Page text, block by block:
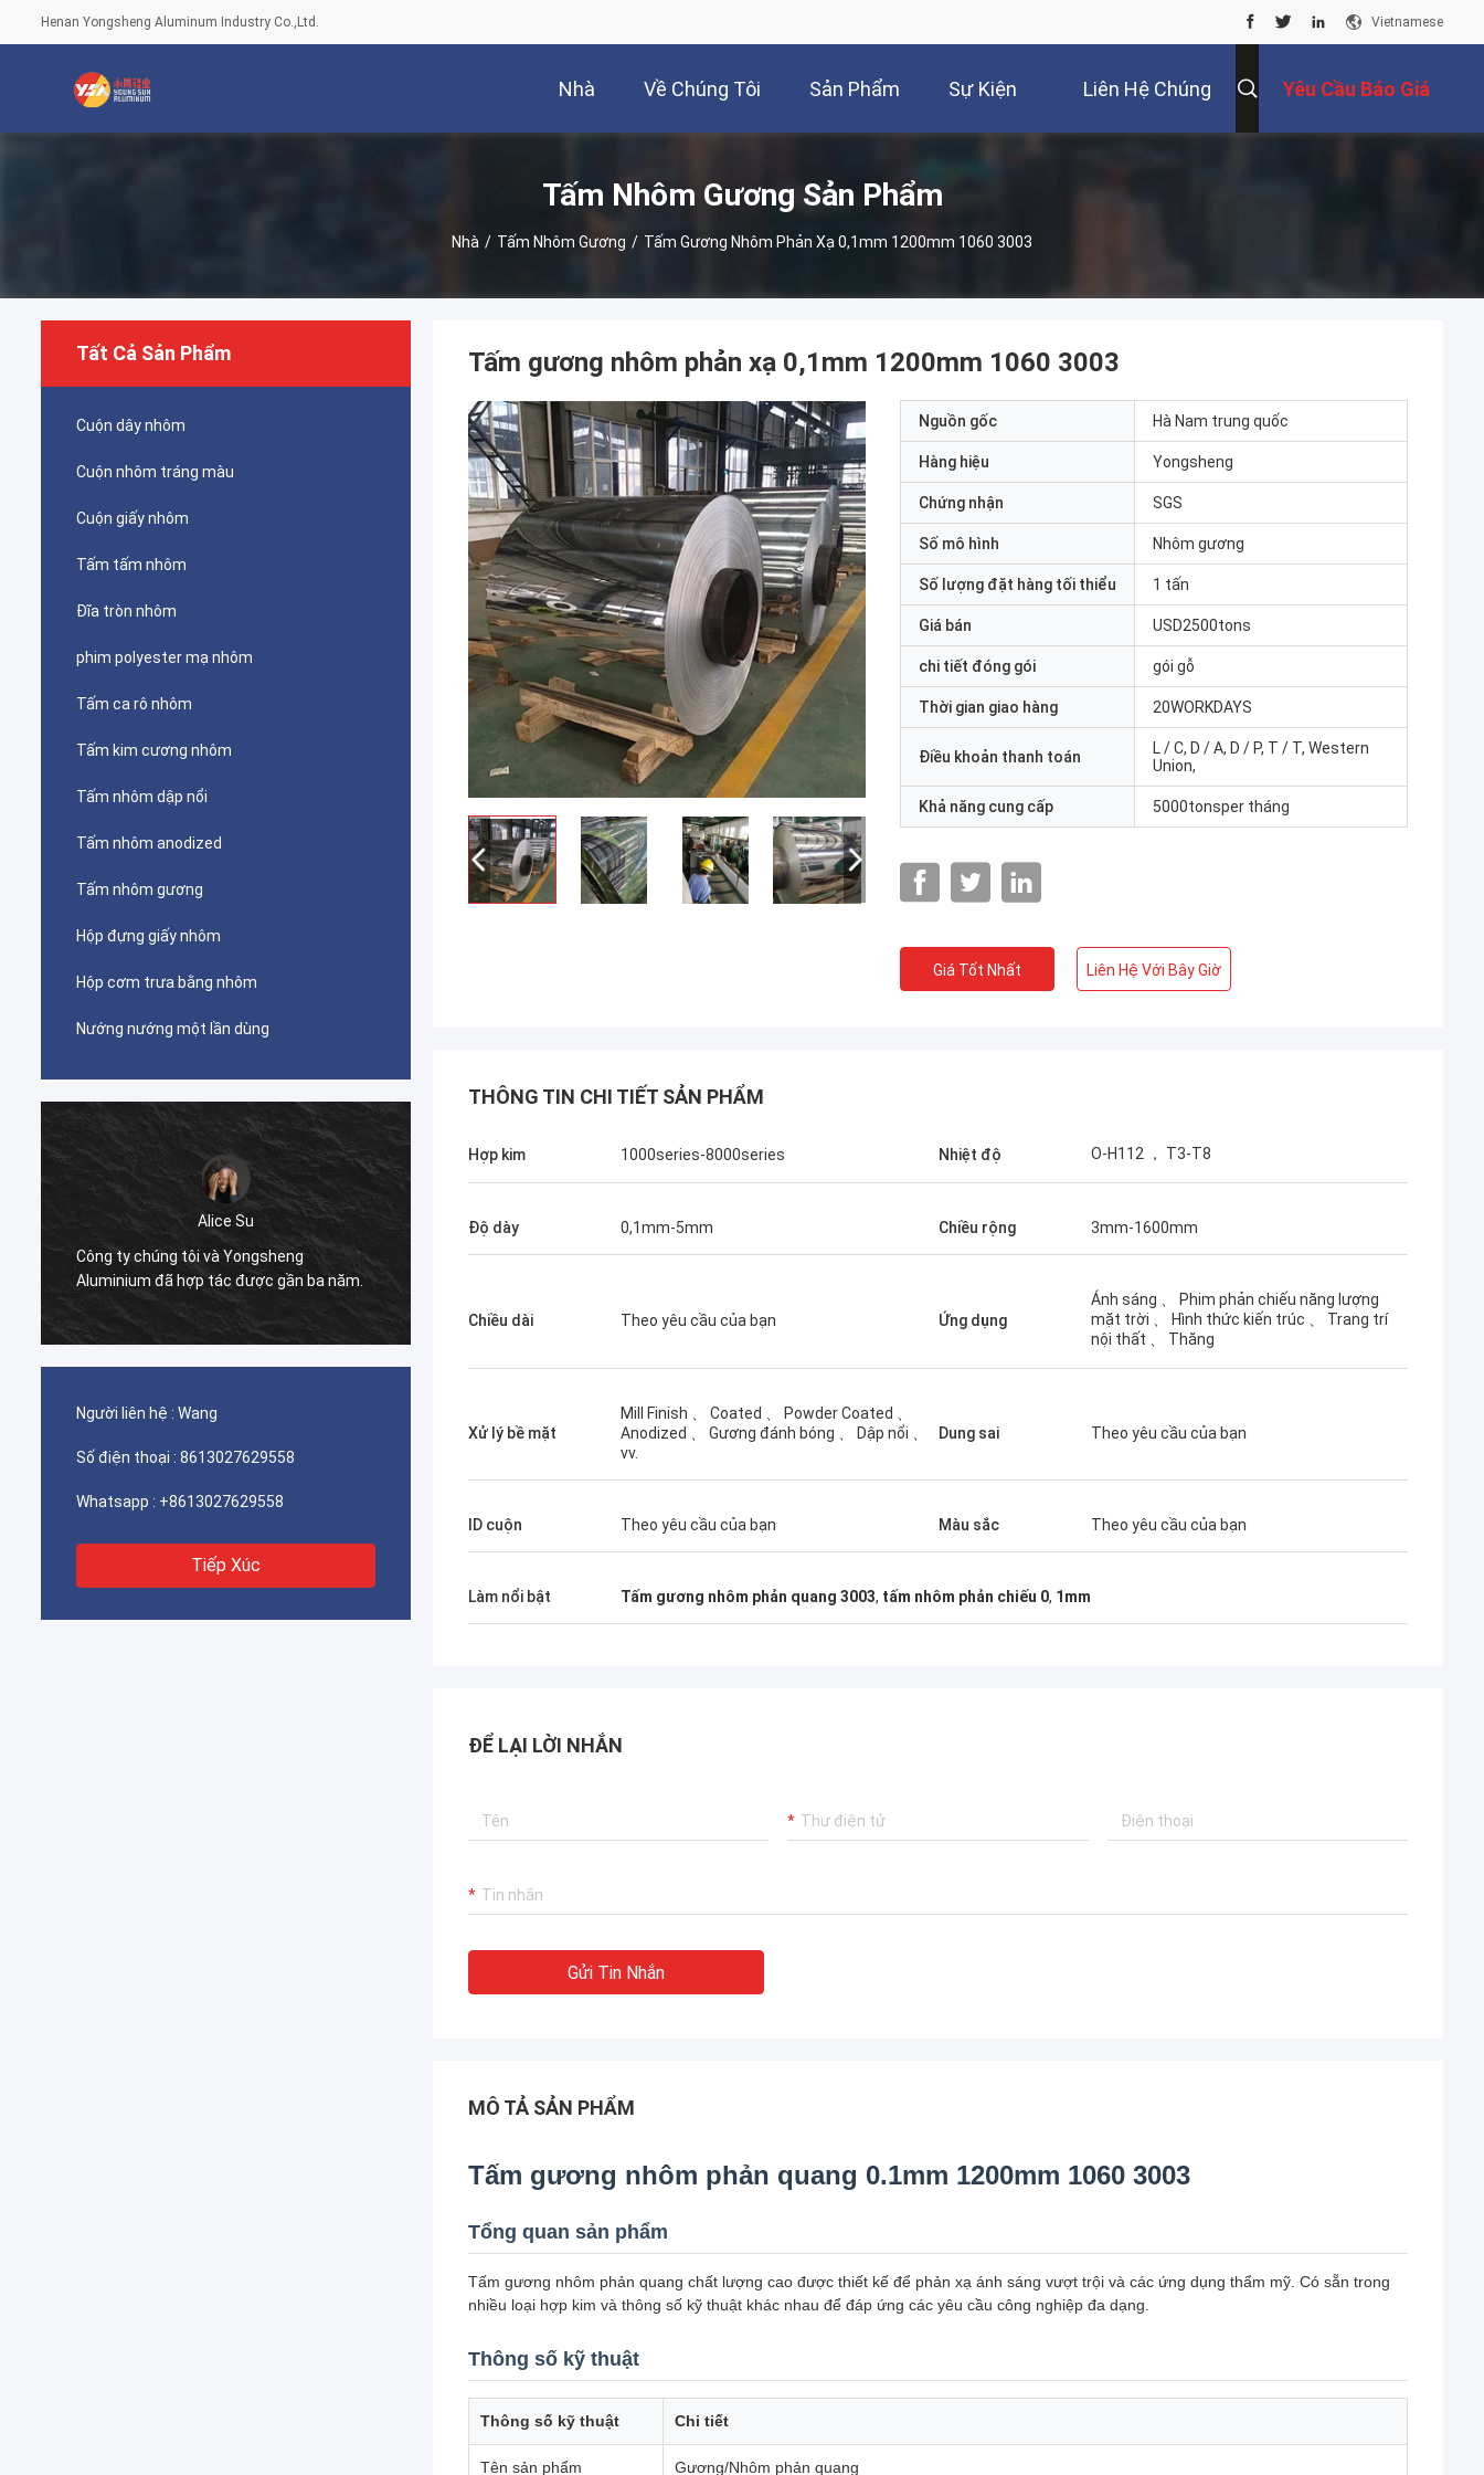
Henan Yongsheng Aluminum Industry Co.,Ltd. Vietnamese
Nhà Về Chúng Tôi Sản Phẩm Sự Kiện Liên Hệ Chúng Yêu Cầu Báo Giá
Tấm Nhôm Gương Sản Phẩm
Nhà / Tấm Nhôm Gương / Tấm Gương Nhôm Phản Xạ 0,1mm 1200mm 1060 3003
Tất Cả Sản Phẩm
Cuộn dây nhôm
Cuộn nhôm tráng màu
Cuộn giấy nhôm
Tấm tấm nhôm
Đĩa tròn nhôm
phim polyester mạ nhôm
Tấm ca rô nhôm
Tấm kim cương nhôm
Tấm nhôm dập nổi
Tấm nhôm anodized
Tấm nhôm gương
Hộp đựng giấy nhôm
Hộp cơm trưa bằng nhôm
Nướng nướng một lần dùng
Zoey
Chúng tôi mua vòng tròn nhôm từ
Yongsheng Aluminium và vận chuyển
chúng đến Ghana.
Lần đầu tiên hợp tác với Yongsheng
Aluminium, chúng tôi thấy rất dễ dàng, vì
quản lý kinh doanh cũng rất chuyên
Người liên hệ : Wang
Số điện thoại : 8613027629558
Whatsapp : +8613027629558
Tiếp Xúc
Tấm gương nhôm phản xạ 0,1mm 1200mm 1060 3003
Nguồn gốc Hà Nam trung quốc
Hàng hiệu Yongsheng
Chứng nhận SGS
Số mô hình Nhôm gương
Số lượng đặt hàng tối thiểu 1 tấn
Giá bán USD2500tons
chi tiết đóng gói gói gỗ
Thời gian giao hàng 20WORKDAYS
Điều khoản thanh toán
L / C, D / A, D / P, T / T, Western
Union,
Khả năng cung cấp 5000tonsper tháng
Giá Tốt Nhất Liên Hệ Với Bây Giờ
THÔNG TIN CHI TIẾT SẢN PHẨM
Hợp kim 1000series-8000series Nhiệt độ O-H112 ， T3-T8
Độ dày 0,1mm-5mm Chiều rộng 3mm-1600mm
Chiều dài Theo yêu cầu của bạn Ứng dụng
Ánh sáng 、 Phim phản chiếu năng lượng
mặt trời 、 Hình thức kiến ​​trúc 、 Trang trí
nội thất 、 Thăng
Xử lý bề mặt
Mill Finish 、 Coated 、 Powder Coated 、
Anodized 、 Gương đánh bóng 、 Dập nổi 、
vv.
Dung sai Theo yêu cầu của bạn
ID cuộn Theo yêu cầu của bạn Màu sắc Theo yêu cầu của bạn
Làm nổi bật Tấm gương nhôm phản quang 3003, tấm nhôm phản chiếu 0, 1mm
ĐỂ LẠI LỜI NHẮN
Gửi Tin Nhắn
MÔ TẢ SẢN PHẨM
Tấm gương nhôm phản quang 0.1mm 1200mm 1060 3003
Tổng quan sản phẩm
Tấm gương nhôm phản quang chất lượng cao được thiết kế để phản xạ ánh sáng vượt trội và các ứng dụng thẩm mỹ. Có sẵn trong
nhiều loại hợp kim và thông số kỹ thuật khác nhau để đáp ứng các yêu cầu công nghiệp đa dạng.
Thông số kỹ thuật
Thông số kỹ thuật Chi tiết
Tên sản phẩm Gương/Nhôm phản quang